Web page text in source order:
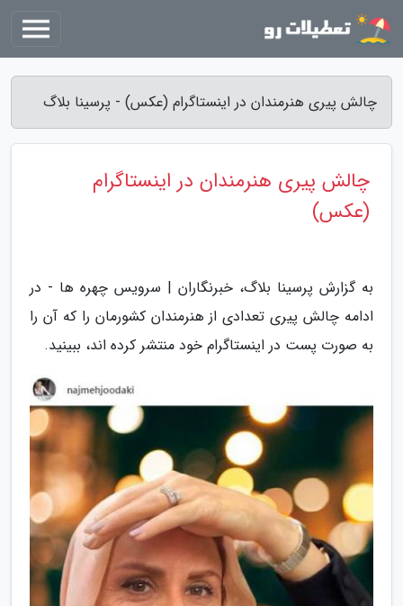
چالش پیری هنرمندان در اینستاگرام (عکس) - پرسینا بلاگ
چالش پیری هنرمندان در اینستاگرام
(عکس)
به گزارش پرسینا بلاگ، خبرنگاران | سرویس چهره ها - در
ادامه چالش پیری تعدادی از هنرمندان کشورمان را که آن را
به صورت پست در اینستاگرام خود منتشر کرده اند، ببینید.